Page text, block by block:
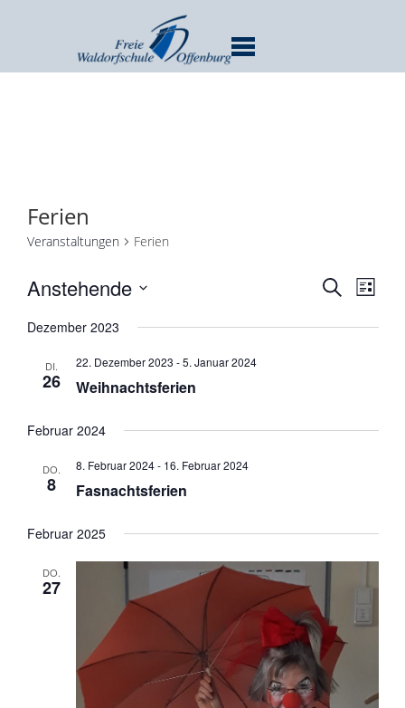
Ferien
Veranstaltungen Ferien
und
SUCHELISTE
Anstehende
Dezember 2023
DI.
26
22. Dezember 2023 -5. Januar 2024
Weihnachtsferien
Februar 2024
DO.
8
8. Februar 2024- 16. Februar 2024
Fasnachtsferien
Februar 2025
DO.
27